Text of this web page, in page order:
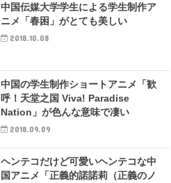
中国伝媒大学学生による学生制作ア
ニメ「春困」がとても美しい
2018.10.08
中国の学生制作ショートアニメ「歓
呼！天堂之国 Viva! Paradise
Nation」が色んな意味で凄い
2018.09.09
ヘンテコだけど可愛いヘンテコな中
国アニメ「正義的諾諾莉（正義のノ